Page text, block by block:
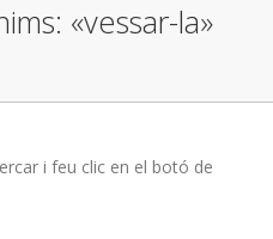
«vessar-la»
i feu clic en el botó de